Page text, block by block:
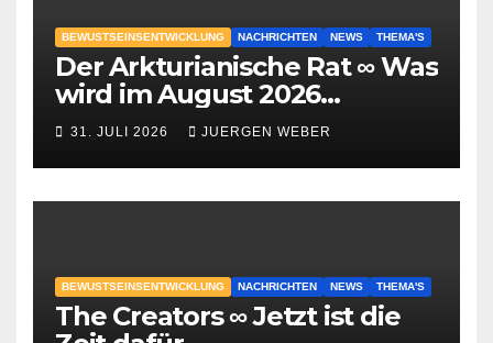
BEWUSTSEINSENTWICKLUNG NACHRICHTEN NEWS THEMA'S
Der Arkturianische Rat ∞ Was
wird im August 2026
geschehen?
31. JULI 2026 JUERGEN WEBER
BEWUSTSEINSENTWICKLUNG NACHRICHTEN NEWS THEMA'S
The Creators ∞ Jetzt ist die